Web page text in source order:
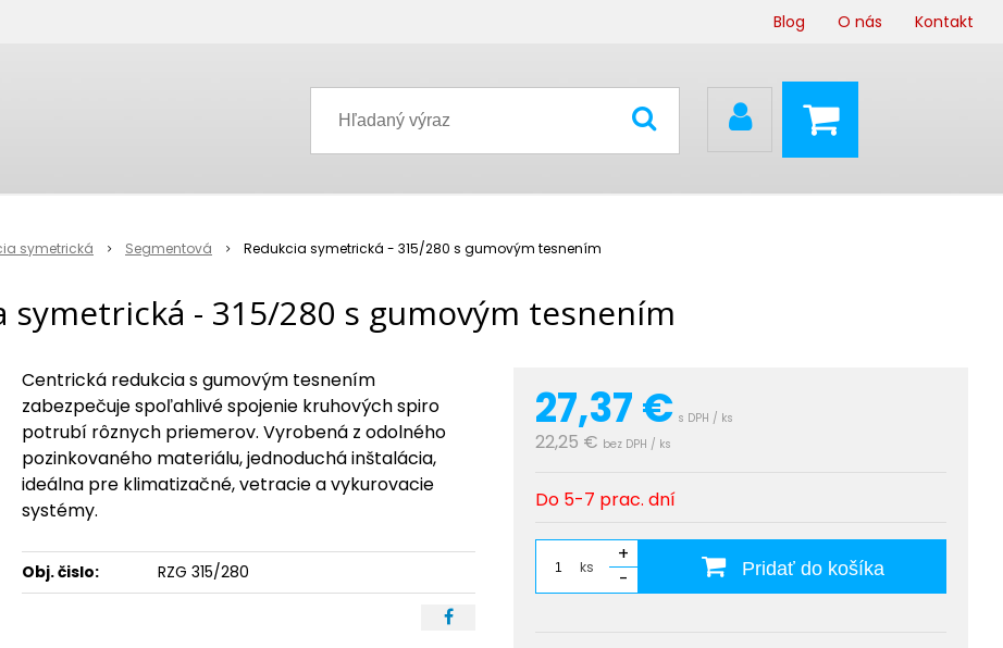
Blog O nás Kontakt
symetrická Segmentová Redukcia symetrická - 315/280 s gumovým tesnením
symetrická - 315/280 s gumovým tesnením
27,37€ s DPH / ks
22,25 € bez DPH / ks
Do 5-7 prac. dní
ks
+
-
Pridať do košíka
Centrická redukcia s gumovým tesnením
zabezpečuje spoľahlivé spojenie kruhových spiro
potrubí rôznych priemerov. Vyrobená z odolného
pozinkovaného materiálu, jednoduchá inštalácia,
ideálna pre klimatizačné, vetracie a vykurovacie
systémy.
Obj. čislo: RZG 315/280